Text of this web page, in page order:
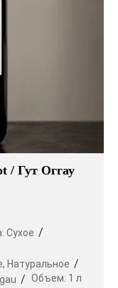
/ Гут Оггау
Сухое
Натуральное
Объем: 1 л